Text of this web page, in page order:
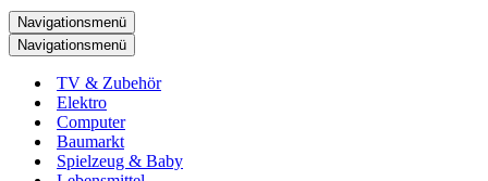
Navigationsmenü
Navigationsmenü
TV & Zubehör
Elektro
Computer
Baumarkt
Spielzeug & Baby